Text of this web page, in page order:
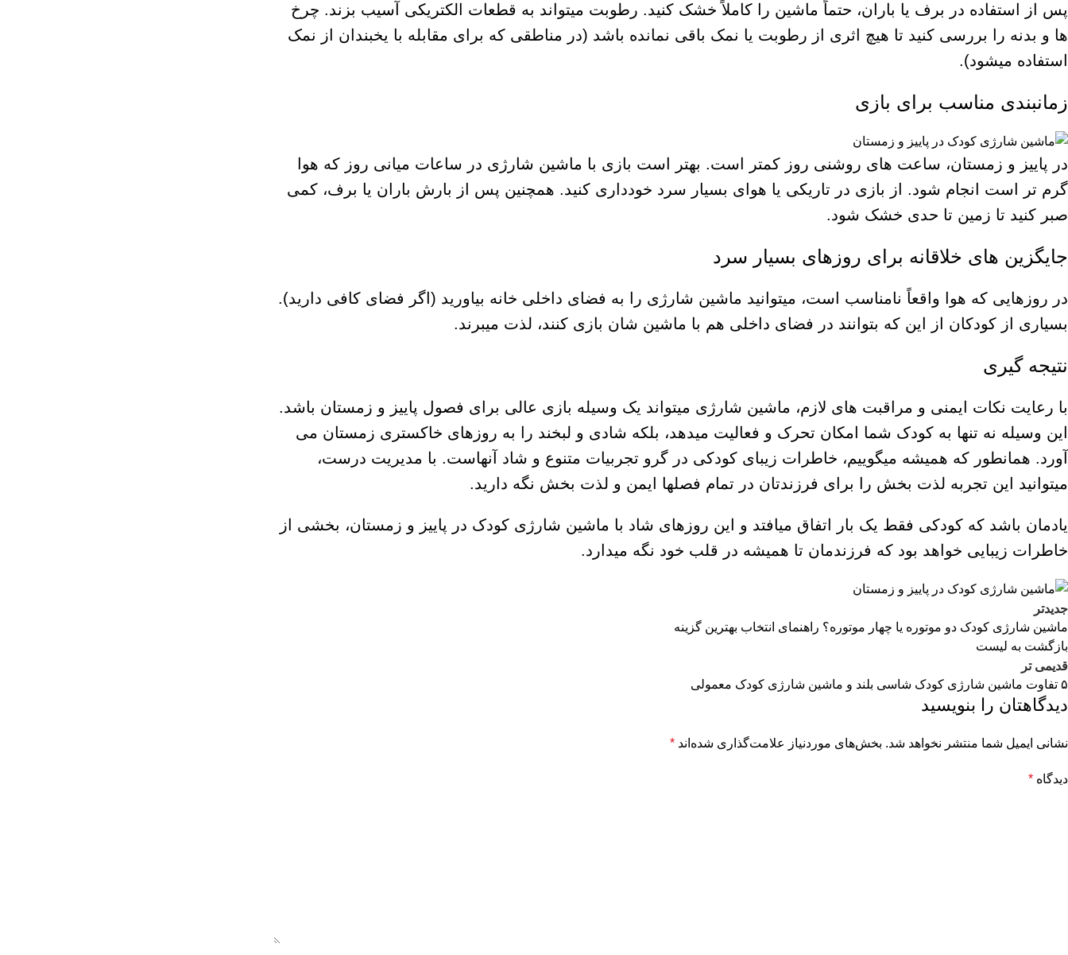
پس از استفاده در برف یا باران، حتماً ماشین را کاملاً خشک کنید. رطوبت میتواند به قطعات الکتریکی آسیب بزند. چرخ
ها و بدنه را بررسی کنید تا هیچ اثری از رطوبت یا نمک باقی نمانده باشد (در مناطقی که برای مقابله با یخبندان از نمک
استفاده میشود).
زمانبندی مناسب برای بازی
در پاییز و زمستان، ساعت های روشنی روز کمتر است. بهتر است بازی با ماشین شارژی در ساعات میانی روز که هوا
گرم تر است انجام شود. از بازی در تاریکی یا هوای بسیار سرد خودداری کنید. همچنین پس از بارش باران یا برف، کمی
صبر کنید تا زمین تا حدی خشک شود.
جایگزین های خلاقانه برای روزهای بسیار سرد
در روزهایی که هوا واقعاً نامناسب است، میتوانید ماشین شارژی را به فضای داخلی خانه بیاورید (اگر فضای کافی دارید).
بسیاری از کودکان از این که بتوانند در فضای داخلی هم با ماشین شان بازی کنند، لذت میبرند.
نتیجه گیری
با رعایت نکات ایمنی و مراقبت های لازم، ماشین شارژی میتواند یک وسیله بازی عالی برای فصول پاییز و زمستان باشد.
این وسیله نه تنها به کودک شما امکان تحرک و فعالیت میدهد، بلکه شادی و لبخند را به روزهای خاکستری زمستان می
آورد. همانطور که همیشه میگوییم، خاطرات زیبای کودکی در گرو تجربیات متنوع و شاد آنهاست. با مدیریت درست،
میتوانید این تجربه لذت بخش را برای فرزندتان در تمام فصلها ایمن و لذت بخش نگه دارید.
یادمان باشد که کودکی فقط یک بار اتفاق میافتد و این روزهای شاد با ماشین شارژی کودک در پاییز و زمستان، بخشی از
خاطرات زیبایی خواهد بود که فرزندمان تا همیشه در قلب خود نگه میدارد.
جدیدتر
ماشین شارژی کودک دو موتوره یا چهار موتوره؟ راهنمای انتخاب بهترین گزینه
بازگشت به لیست
قدیمی تر
۵ تفاوت‌ ماشین شارژی کودک شاسی بلند و ماشین شارژی کودک معمولی
دیدگاهتان را بنویسید
نشانی ایمیل شما منتشر نخواهد شد. بخش‌های موردنیاز علامت‌گذاری شده‌اند *
دیدگاه *